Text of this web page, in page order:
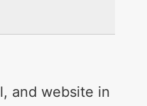
and website in